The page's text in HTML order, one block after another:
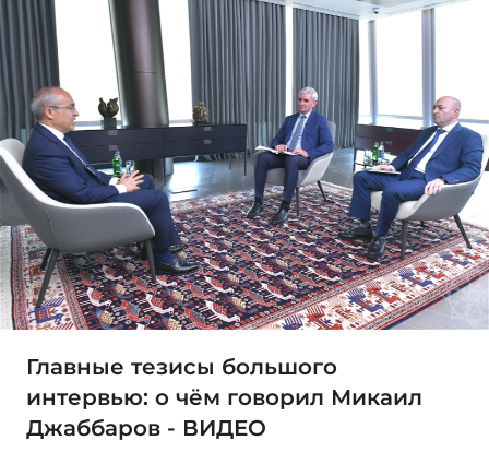
Главные тезисы большого
интервью: о чём говорил Микаил
Джаббаров - ВИДЕО